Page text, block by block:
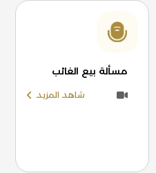
مسألة بيع الغائب
شاهد المزيد